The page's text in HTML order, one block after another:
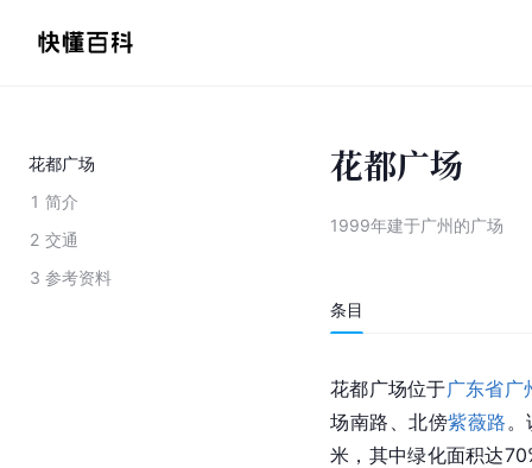
花都广场
1 简介
2 交通
3 参考资料
花都广场
1999年建于广州的广场
条目
花都广场位于广东省广
场南路、北傍紫薇路
米，其中绿化面积达